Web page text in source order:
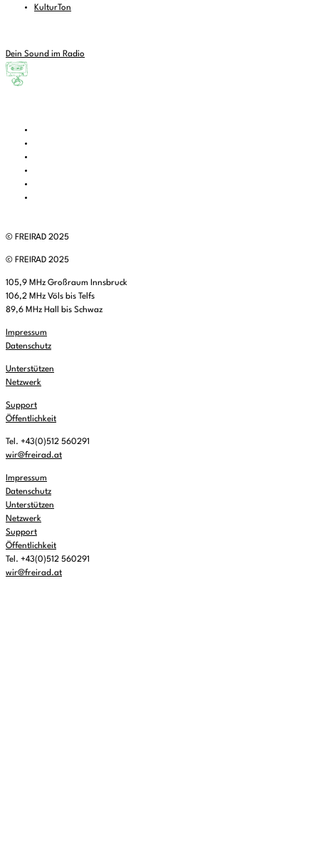
KulturTon
Dein Sound im Radio
© FREIRAD 2025
© FREIRAD 2025
105,9 MHz Großraum Innsbruck
106,2 MHz Völs bis Telfs
89,6 MHz Hall bis Schwaz
Impressum
Datenschutz
Unterstützen
Netzwerk
Support
Öffentlichkeit
Tel. +43(0)512 560291
wir@freirad.at
Impressum
Datenschutz
Unterstützen
Netzwerk
Support
Öffentlichkeit
Tel. +43(0)512 560291
wir@freirad.at